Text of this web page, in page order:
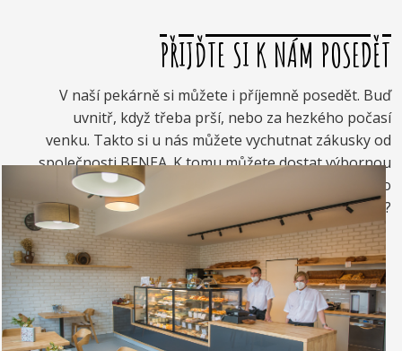
PŘIJĎTE SI K NÁM POSEDĚT
V naší pekárně si můžete i příjemně posedět. Buď
uvnitř, když třeba prší, nebo za hezkého počasí
venku. Takto si u nás můžete vychutnat zákusky od
společnosti BENEA. K tomu můžete dostat výbornou
kávou. Nebo si raději dáte zrmzlinový pohár nebo
vynikající točenou zmrzlinu?